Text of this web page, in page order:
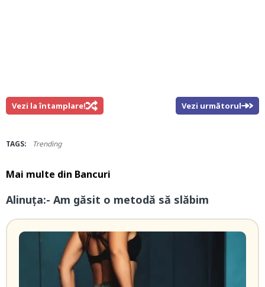
Vezi la întamplare! Vezi următorul
TAGS: Trending
Mai multe din Bancuri
Alinuța:- Am găsit o metodă să slăbim